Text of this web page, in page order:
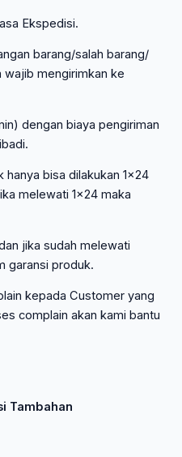
Ekspedisi.
barang/salah barang/
wajib mengirimkan ke
dengan biaya pengiriman
hanya bisa dilakukan 1×24
melewati 1×24 maka
jika sudah melewati
garansi produk.
kepada Customer yang
complain akan kami bantu
Tambahan